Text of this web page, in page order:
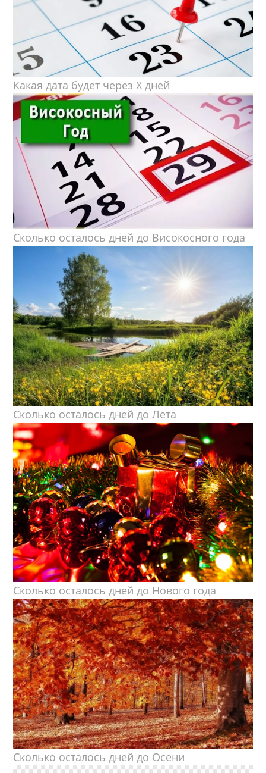
Какая дата будет через X дней
Сколько осталось дней до Високосного года
Сколько осталось дней до Лета
Сколько осталось дней до Нового года
Сколько осталось дней до Осени